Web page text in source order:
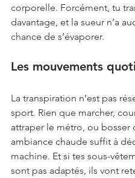
corporelle. Forcément, tu
davantage, et la sueur n’a
chance de s’évaporer.
Les mouvements
La transpiration n’est pas
sport. Rien que marcher,
attraper le métro, ou bosser
ambiance chaude suffit à
machine. Et si tes sous-
sont pas adaptés, ils vont